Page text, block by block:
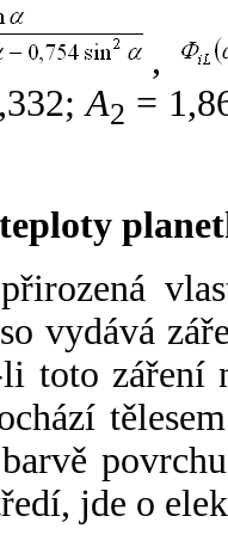
,
A2 =
vydává
toto záření
jde o